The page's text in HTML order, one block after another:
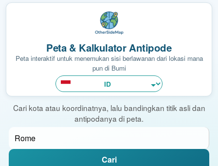
Peta & Kalkulator Antipode
Peta interaktif untuk menemukan sisi berlawanan dari lokasi mana
pun di Bumi
Cari kota atau koordinatnya, lalu bandingkan titik asli dan
antipodanya di peta.
Cari